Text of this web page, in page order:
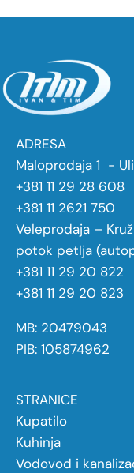
ADRESA
Maloprodaja 1 -
+381 11 29 28 608
+381 11 2621 750
Veleprodaja –
potok petlja
+381 11 29 20 822
+381 11 29 20 823
MB: 20479043
PIB: 105874962
STRANICE
Kupatilo
Kuhinja
Vodovod i